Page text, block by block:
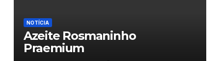
NOTÍCIA
Azeite Rosmaninho
Praemium